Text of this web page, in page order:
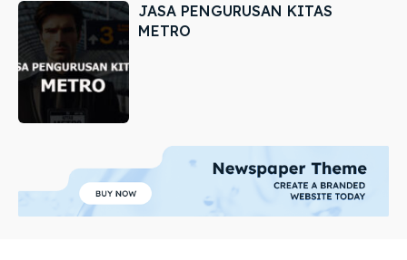
JASA PENGURUSAN KITAS
METRO